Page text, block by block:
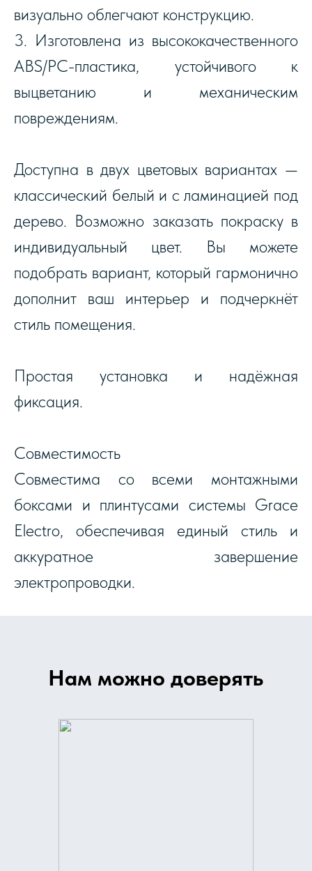
визуально облегчают конструкцию.
3. Изготовлена из высококачественного
ABS/PC-пластика, устойчивого к
выцветанию и механическим
повреждениям.
Доступна в двух цветовых вариантах —
классический белый и с ламинацией под
дерево. Возможно заказать покраску в
индивидуальный цвет. Вы можете
подобрать вариант, который гармонично
дополнит ваш интерьер и подчеркнёт
стиль помещения.
Простая установка и надёжная
фиксация.
Совместимость
Совместима со всеми монтажными
боксами и плинтусами системы Grace
Electro, обеспечивая единый стиль и
аккуратное завершение
электропроводки.
Нам можно доверять